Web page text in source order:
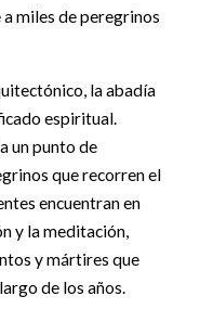
miles de peregrinos
la abadía
espiritual.
un punto de
que recorren el
encuentran en
y la meditación,
y mártires que
de los años.